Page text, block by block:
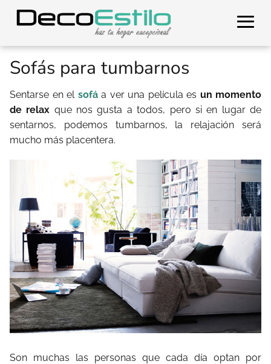
Sofás para tumbarnos
Sentarse en el sofáa ver una película es un momento
de relax que nos gusta a todos, pero si en lugar de
sentarnos, podemos tumbarnos, la relajación será
mucho más placentera.
Son muchas las personas que cada día optan por